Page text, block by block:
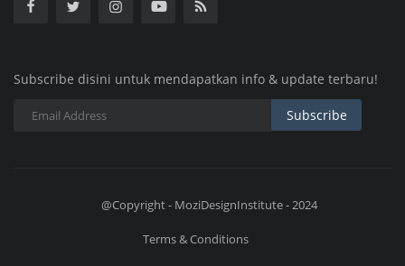
Subscribe disini untuk mendapatkan info & update terbaru!
Subscribe
@Copyright - MoziDesignInstitute - 2024
Terms & Conditions